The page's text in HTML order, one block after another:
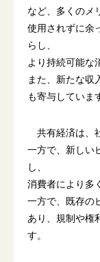
など、多くのメ
使用されずに余
らし、
より持続可能な
また、新たな収
も寄与していま
共有経済は、
一方で、新しい
し、
消費者により多
一方で、既存の
あり、規制や権
す。